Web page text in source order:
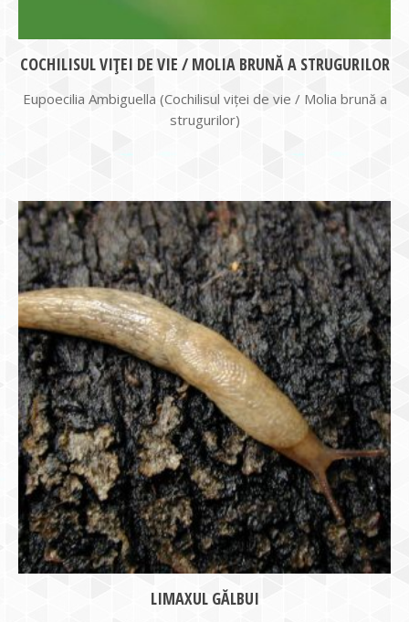
COCHILISUL VIŢEI DE VIE / MOLIA BRUNĂ A STRUGURILOR
Eupoecilia Ambiguella (Cochilisul viţei de vie / Molia brună a
strugurilor)
LIMAXUL GĂLBUI